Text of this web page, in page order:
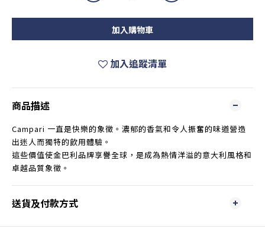
加入購物車
加入追蹤清單
商品描述
Campari 一直是快樂的象徵。濃郁的香氣和令人振奮的味道營造
出迷人而獨特的飲用體驗。
這些價值使金巴利品牌享譽全球，是成為熱情洋溢的意大利風格和
卓越品質象徵。
送貨及付款方式